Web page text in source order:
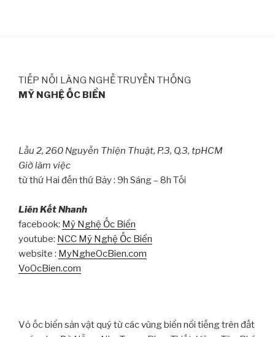
TIẾP NỐI LÀNG NGHỀ TRUYỀN THỐNG
MỸ NGHỆ ỐC BIỂN
Lầu 2, 260 Nguyễn Thiện Thuật, P.3, Q.3, tpHCM
Giờ làm việc
từ thứ Hai đến thứ Bảy : 9h Sáng – 8h Tối
Liên Kết Nhanh
facebook: Mỹ Nghệ Ốc Biển
youtube: NCC Mỹ Nghệ Ốc Biển
website : MyNgheOcBien.com
VoOcBien.com
Vỏ ốc biển sản vật quý từ các vùng biển nổi tiếng trên đất